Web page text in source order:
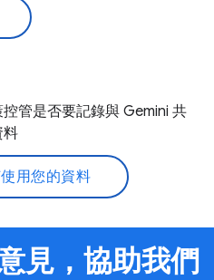
管是否要記錄與 Gemini 共
料
用您的資料
見，協助我們